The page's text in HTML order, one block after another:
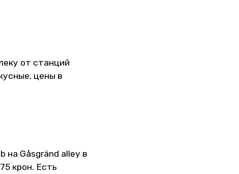
от станций
цены в
на Gåsgränd alley в
крон. Есть